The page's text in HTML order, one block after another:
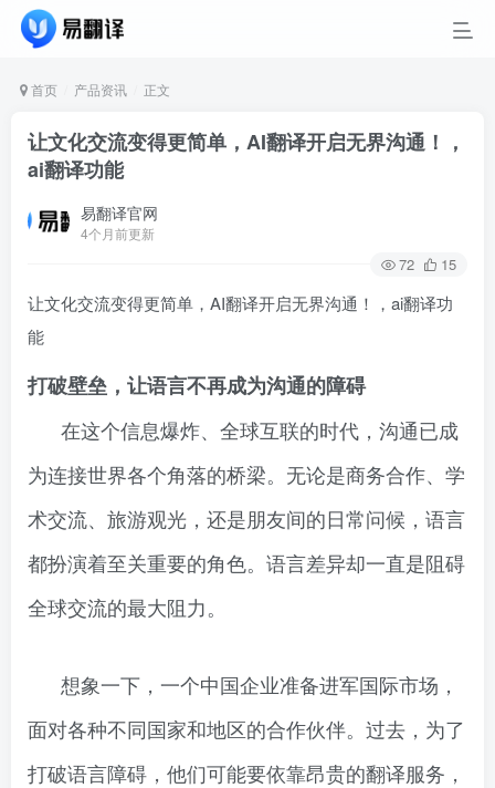
首页 产品资讯 正文
让文化交流变得更简单，AI翻译开启无界沟通！，
ai翻译功能
易翻译官网
4个月前更新
72 15
让文化交流变得更简单，AI翻译开启无界沟通！，ai翻译功
能
打破壁垒，让语言不再成为沟通的障碍
在这个信息爆炸、全球互联的时代，沟通已成
为连接世界各个角落的桥梁。无论是商务合作、学
术交流、旅游观光，还是朋友间的日常问候，语言
都扮演着至关重要的角色。语言差异却一直是阻碍
全球交流的最大阻力。
想象一下，一个中国企业准备进军国际市场，
面对各种不同国家和地区的合作伙伴。过去，为了
打破语言障碍，他们可能要依靠昂贵的翻译服务，